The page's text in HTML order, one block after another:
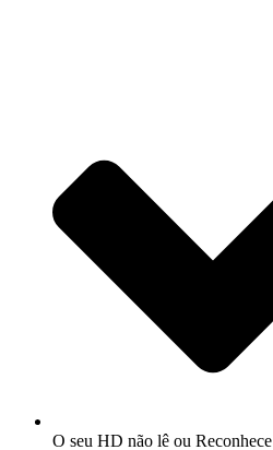
O seu HD não lê ou Reconhece